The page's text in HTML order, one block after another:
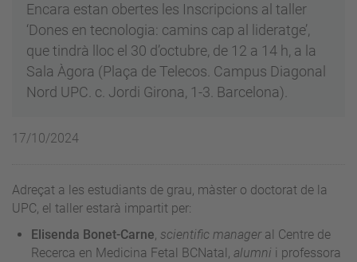
Encara estan obertes les Inscripcions al taller
‘Dones en tecnologia: camins cap al lideratge’,
que tindrà lloc el 30 d’octubre, de 12 a 14 h, a la
Sala Àgora (Plaça de Telecos. Campus Diagonal
Nord UPC. c. Jordi Girona, 1-3. Barcelona).
17/10/2024
Adreçat a les estudiants de grau, màster o doctorat de la
UPC, el taller estarà impartit per:
Elisenda Bonet-Carne, scientific manageral Centre de
Recerca en Medicina Fetal BCNatal, alumni i professora